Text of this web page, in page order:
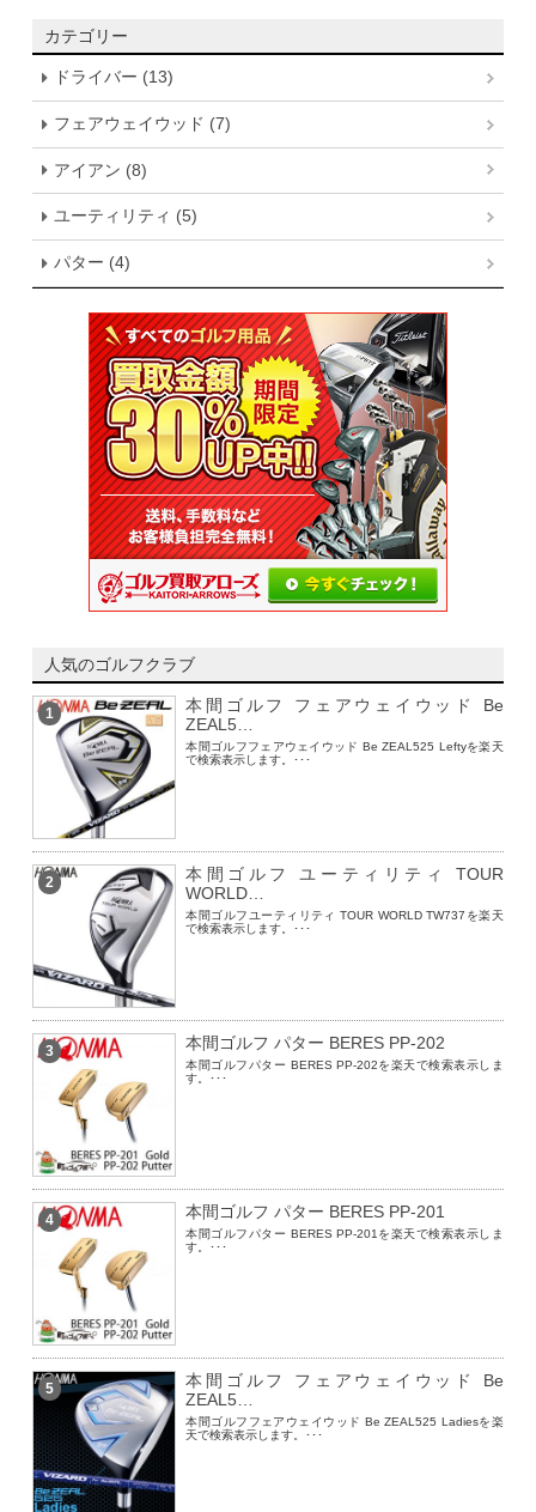
カテゴリー
ドライバー (13)
フェアウェイウッド (7)
アイアン (8)
ユーティリティ (5)
パター (4)
人気のゴルフクラブ
1
本間ゴルフ フェアウェイウッド Be
ZEAL5…
本間ゴルフフェアウェイウッド Be ZEAL525 Leftyを楽天
で検索表示します。･･･
2
本間ゴルフ ユーティリティ TOUR
WORLD…
本間ゴルフユーティリティ TOUR WORLD TW737を楽天
で検索表示します。･･･
3 本間ゴルフ パター BERES PP-202
本間ゴルフパター BERES PP-202を楽天で検索表示しま
す。･･･
4 本間ゴルフ パター BERES PP-201
本間ゴルフパター BERES PP-201を楽天で検索表示しま
す。･･･
5
本間ゴルフ フェアウェイウッド Be
ZEAL5…
本間ゴルフフェアウェイウッド Be ZEAL525 Ladiesを楽
天で検索表示します。･･･